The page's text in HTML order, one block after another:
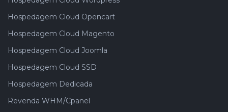
Hospedagem Cloud Opencart
Hospedagem Cloud Magento
Hospedagem Cloud Joomla
Hospedagem Cloud SSD
Hospedagem Dedicada
Revenda WHM/Cpanel